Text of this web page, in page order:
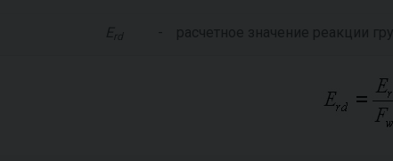
E rd - расчетное значение реакции